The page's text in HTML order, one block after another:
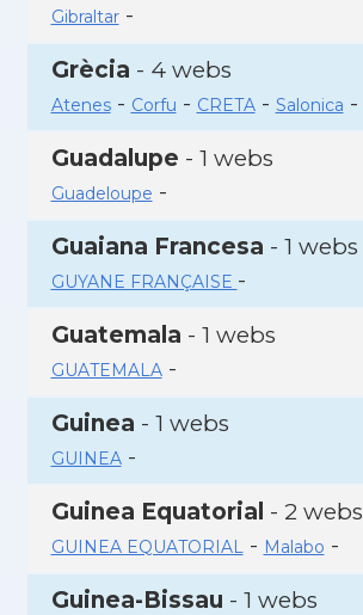
Gibraltar-
Grècia - 4 webs
Atenes- Corfu - CRETA- Salonica -
Guadalupe - 1 webs
Guadeloupe -
Guaiana Francesa - 1 webs
GUYANE FRANÇAISE -
Guatemala - 1 webs
GUATEMALA-
Guinea - 1 webs
GUINEA-
Guinea Equatorial - 2 webs
GUINEA EQUATORIAL- Malabo -
Guinea-Bissau - 1 webs